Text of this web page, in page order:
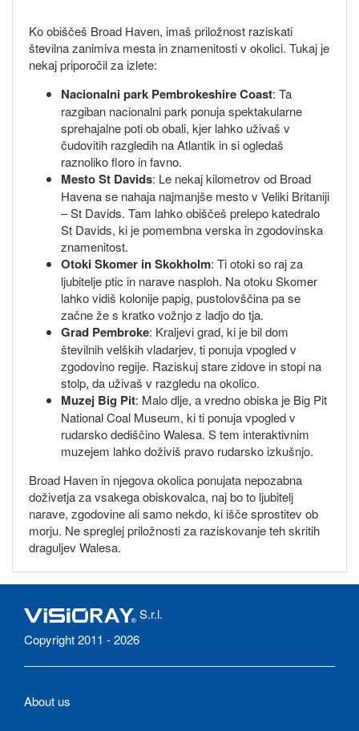
Ko obiščeš Broad Haven, imaš priložnost raziskati
številna zanimiva mesta in znamenitosti v okolici. Tukaj je
nekaj priporočil za izlete:
Nacionalni park Pembrokeshire Coast: Ta
razgiban nacionalni park ponuja spektakularne
sprehajalne poti ob obali, kjer lahko uživaš v
čudovitih razgledih na Atlantik in si ogledaš
raznoliko floro in favno.
Mesto St Davids: Le nekaj kilometrov od Broad
Havena se nahaja najmanjše mesto v Veliki Britaniji
– St Davids. Tam lahko obiščeš prelepo katedralo
St Davids, ki je pomembna verska in zgodovinska
znamenitost.
Otoki Skomer in Skokholm: Ti otoki so raj za
ljubitelje ptic in narave nasploh. Na otoku Skomer
lahko vidiš kolonije papig, pustolovščina pa se
začne že s kratko vožnjo z ladjo do tja.
Grad Pembroke: Kraljevi grad, ki je bil dom
številnih velških vladarjev, ti ponuja vpogled v
zgodovino regije. Raziskuj stare zidove in stopi na
stolp, da uživaš v razgledu na okolico.
Muzej Big Pit: Malo dlje, a vredno obiska je Big Pit
National Coal Museum, ki ti ponuja vpogled v
rudarsko dediščino Walesa. S tem interaktivnim
muzejem lahko doživiš pravo rudarsko izkušnjo.
Broad Haven in njegova okolica ponujata nepozabna
doživetja za vsakega obiskovalca, naj bo to ljubitelj
narave, zgodovine ali samo nekdo, ki išče sprostitev ob
morju. Ne spreglej priložnosti za raziskovanje teh skritih
draguljev Walesa.
S.r.l.
Copyright 2011 - 2026
About us